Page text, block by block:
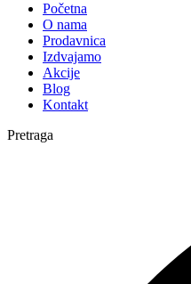
Početna
O nama
Prodavnica
Izdvajamo
Akcije
Blog
Kontakt
Pretraga